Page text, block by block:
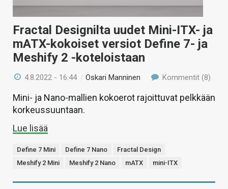
Fractal Designilta uudet Mini-ITX- ja
mATX-kokoiset versiot Define 7- ja
Meshify 2 -koteloistaan
4.8.2022 - 16:44 /Oskari Manninen Kommentit (8)
Mini- ja Nano-mallien kokoerot rajoittuvat pelkkään
korkeussuuntaan.
Lue lisää
Define 7 Mini Define 7 Nano
Fractal Design
Meshify 2 Mini
Meshify 2 Nano mATX mini-ITX